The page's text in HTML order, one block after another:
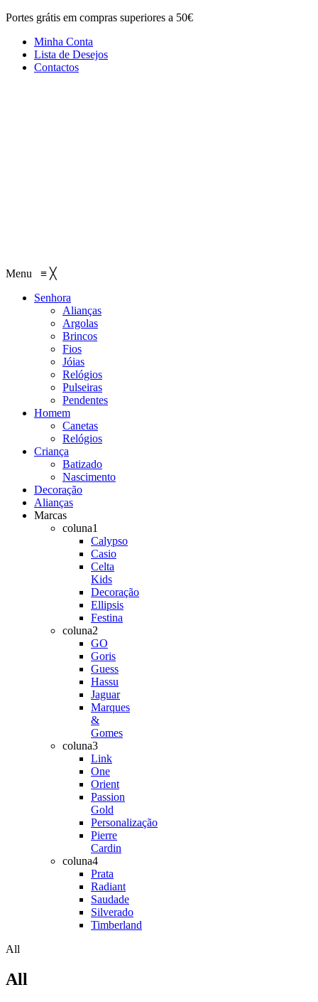
Portes grátis em compras superiores a 50€
Minha Conta
Lista de Desejos
Contactos
Menu ≡ ╳
Senhora
Alianças
Argolas
Brincos
Fios
Jóias
Relógios
Pulseiras
Pendentes
Homem
Canetas
Relógios
Criança
Batizado
Nascimento
Decoração
Alianças
Marcas
coluna1
Calypso
Casio
Celta
Kids
Decoração
Ellipsis
Festina
coluna2
GO
Goris
Guess
Hassu
Jaguar
Marques
&
Gomes
coluna3
Link
One
Orient
Passion
Gold
Personalização
Pierre
Cardin
coluna4
Prata
Radiant
Saudade
Silverado
Timberland
All
All